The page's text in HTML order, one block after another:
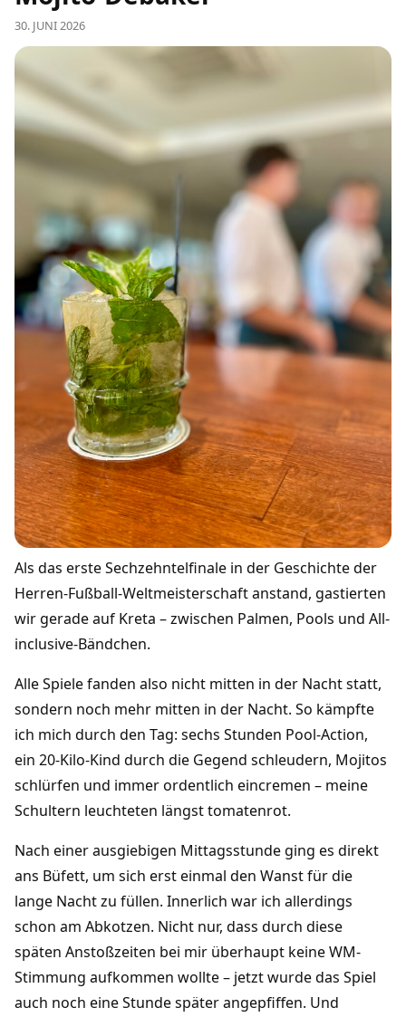
30. JUNI 2026
Als das erste Sechzehntelfinale in der Geschichte der
Herren-Fußball-Weltmeisterschaft anstand, gastierten
wir gerade auf Kreta – zwischen Palmen, Pools und All-
inclusive-Bändchen.
Alle Spiele fanden also nicht mitten in der Nacht statt,
sondern noch mehr mitten in der Nacht. So kämpfte
ich mich durch den Tag: sechs Stunden Pool-Action,
ein 20-Kilo-Kind durch die Gegend schleudern, Mojitos
schlürfen und immer ordentlich eincremen – meine
Schultern leuchteten längst tomatenrot.
Nach einer ausgiebigen Mittagsstunde ging es direkt
ans Büfett, um sich erst einmal den Wanst für die
lange Nacht zu füllen. Innerlich war ich allerdings
schon am Abkotzen. Nicht nur, dass durch diese
späten Anstoßzeiten bei mir überhaupt keine WM-
Stimmung aufkommen wollte – jetzt wurde das Spiel
auch noch eine Stunde später angepfiffen. Und